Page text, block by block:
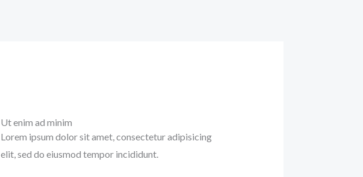
Ut enim ad minim
Lorem ipsum dolor sit amet, consectetur adipisicing
elit, sed do eiusmod tempor incididunt.